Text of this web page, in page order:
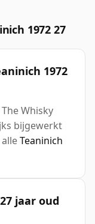
1972 27
1972
Whisky
bijgewerkt
Teaninich
jaar oud